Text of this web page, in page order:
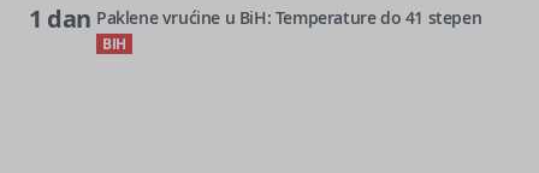
1 dan Paklene vrućine u BiH: Temperature do 41 stepen
BIH